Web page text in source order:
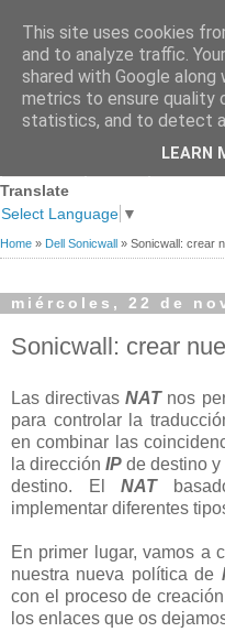
Premios
Translate
Select Language ▼
Home » Dell Sonicwall » Sonicwall: crear
miércoles, 22 de
Sonicwall: crear
Las directivasNAT nos
para controlar la
en combinar las
la direcciónIP de destino y
destino. ElNAT
implementar diferentes
En primer lugar, vamos a
nuestra nueva política de
con el proceso de
los enlaces que os
This site uses cookies
and to analyze traffic.
shared with Google
metrics to ensure quality
statistics, and to detect
LEARN